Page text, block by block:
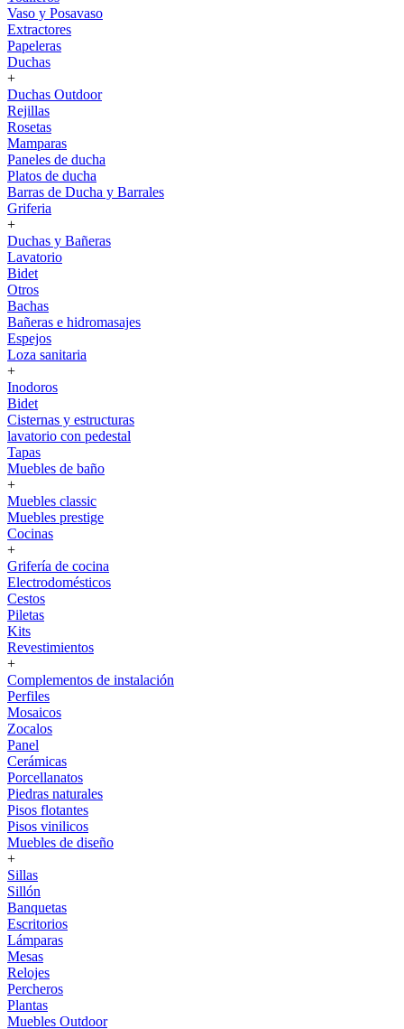
Vaso y Posavaso
Extractores
Papeleras
Duchas
+
Duchas Outdoor
Rejillas
Rosetas
Mamparas
Paneles de ducha
Platos de ducha
Barras de Ducha y Barrales
Griferia
+
Duchas y Bañeras
Lavatorio
Bidet
Otros
Bachas
Bañeras e hidromasajes
Espejos
Loza sanitaria
+
Inodoros
Bidet
Cisternas y estructuras
lavatorio con pedestal
Tapas
Muebles de baño
+
Muebles classic
Muebles prestige
Cocinas
+
Grifería de cocina
Electrodomésticos
Cestos
Piletas
Kits
Revestimientos
+
Complementos de instalación
Perfiles
Mosaicos
Zocalos
Panel
Cerámicas
Porcellanatos
Piedras naturales
Pisos flotantes
Pisos vinilicos
Muebles de diseño
+
Sillas
Sillón
Banquetas
Escritorios
Lámparas
Mesas
Relojes
Percheros
Plantas
Muebles Outdoor